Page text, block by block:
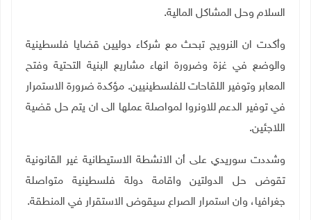
السلام وحل المشاكل المالية.
وأكدت ان النرويج تبحث مع شركاء دوليين قضايا فلسطينية
والوضع في غزة وضرورة انهاء مشاريع البنية التحتية وفتح
المعابر وتوفير اللقاحات للفلسطينيين. مؤكدة ضرورة الاستمرار
في توفير الدعم للاونروا لمواصلة عملها الى ان يتم حل قضية
اللاجئين.
وشددت سوريدي على أن الانشطة الاستيطانية غير القانونية
تقوض حل الدولتين واقامة دولة فلسطينية متواصلة
جغرافيا، وان استمرار الصراع سيقوض الاستقرار في المنطقة.